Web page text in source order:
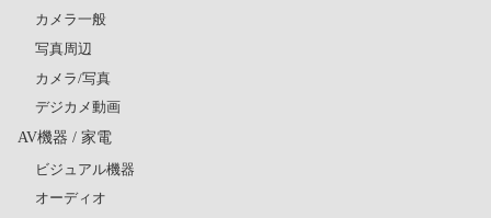
カメラ一般
写真周辺
カメラ/写真
デジカメ動画
AV機器 / 家電
ビジュアル機器
オーディオ